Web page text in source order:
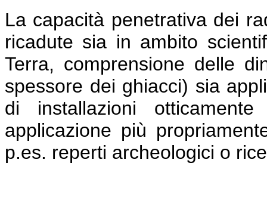
La capacità penetrativa dei
ricadute sia in ambito
Terra, comprensione delle
spessore dei ghiacci) sia
di installazioni
applicazione più
p.es. reperti archeologici o